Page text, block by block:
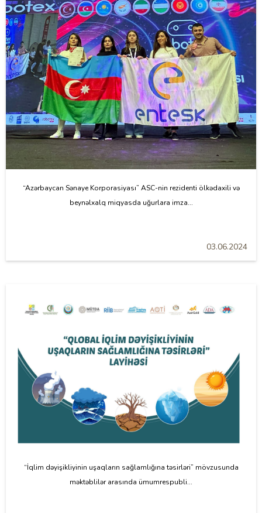
“Azərbaycan Sənaye Korporasiyası” ASC-nin rezidenti ölkədaxili və
beynəlxalq miqyasda uğurlara imza...
03.06.2024
“İqlim dəyişikliyinin uşaqların sağlamlığına təsirləri” mövzusunda
məktəblilər arasında ümumrespubli...